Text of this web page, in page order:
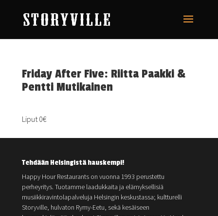
Friday After Five: Riitta Paakki &
Pentti Mutikainen
Liput 0€
Tehdään Helsingistä hauskempi!
Happy Hour Restaurants on vuonna 1993 perustettu
perheyritys. Tuotamme laadukkaita ja elämyksellisiä
musiikkiravintolapalveluja Helsingin keskustassa; kultturelli
Storyville, hulvaton Rymy-Eetu, sekä kesäiseen